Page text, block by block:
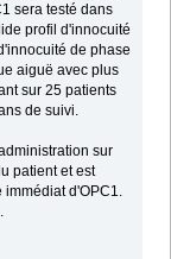
sera testé dans
profil d'innocuité
de phase
aiguë avec plus
sur 25 patients
de suivi.
sur
patient et est
d'OPC1.